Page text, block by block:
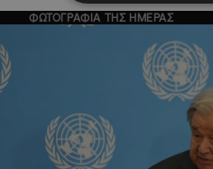
ΦΩΤΟΓΡΑΦΙΑ ΤΗΣ ΗΜΕΡΑΣ